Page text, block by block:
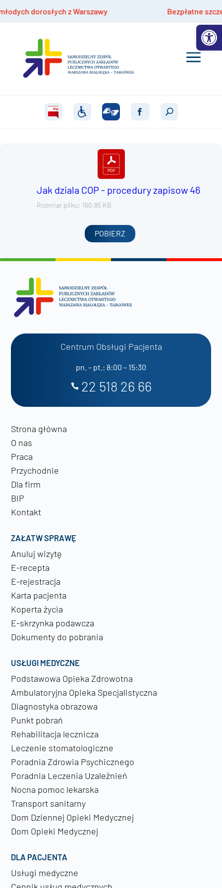
dorosłych z Warszawy Bezpłatne
Jak dziala COP - procedury zapisow 46
Rozmiar pliku: 160.85 KB
POBIERZ
Centrum Obsługi Pacjenta
pn. – pt.: 8:00 – 15:30
22 518 26 66
Strona główna
O nas
Praca
Przychodnie
Dla firm
BIP
Kontakt
ZAŁATW SPRAWĘ
Anuluj wizytę
E-recepta
E-rejestracja
Karta pacjenta
Koperta życia
E-skrzynka podawcza
Dokumenty do pobrania
USŁUGI MEDYCZNE
Podstawowa Opieka Zdrowotna
Ambulatoryjna Opieka Specjalistyczna
Diagnostyka obrazowa
Punkt pobrań
Rehabilitacja lecznicza
Leczenie stomatologiczne
Poradnia Zdrowia Psychicznego
Poradnia Leczenia Uzależnień
Nocna pomoc lekarska
Transport sanitarny
Dom Dziennej Opieki Medycznej
Dom Opieki Medycznej
DLA PACJENTA
Usługi medyczne